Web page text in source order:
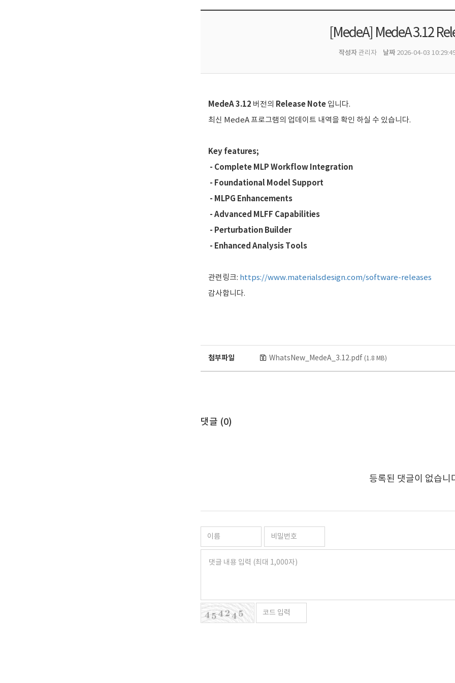
[MedeA] MedeA 3.12
작성자관리자 날짜2026-04-03
MedeA 3.12 버전의 Release Note 입니다.
최신 MedeA 프로그램의 업데이트 내역을 확인 하실 수 있습니다.
Key features;
- Complete MLP Workflow Integration
- Foundational Model Support
- MLPG Enhancements
- Advanced MLFF Capabilities
- Perturbation Builder
- Enhanced Analysis Tools
관련링크: https://www.materialsdesign.com/software-releases
감사합니다.
첨부파일 WhatsNew_MedeA_3.12.pdf (1.8 MB)
댓글 (0)
등록된 댓글이 없습니